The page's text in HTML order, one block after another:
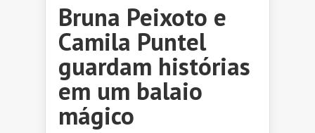
Bruna Peixoto e
Camila Puntel
guardam histórias
em um balaio
mágico